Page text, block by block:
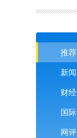
推荐
新闻
财经
国际
网评